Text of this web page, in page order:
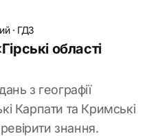
· ГДЗ
області
з географії
Карпати та Кримські
знання.